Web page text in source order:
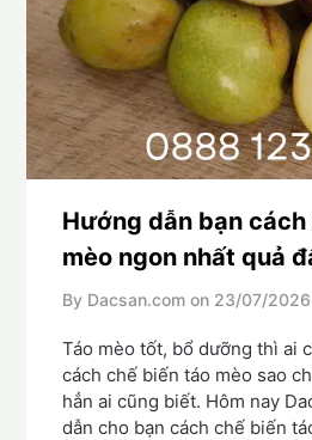
Hướng dẫn bạn
mèo ngon nhất quả
By Dacsan.com on 23/07/2026
Táo mèo tốt, bổ dưỡng thì ai
cách chế biến táo mèo sao
hẳn ai cũng biết. Hôm nay
dẫn cho bạn cách chế biến